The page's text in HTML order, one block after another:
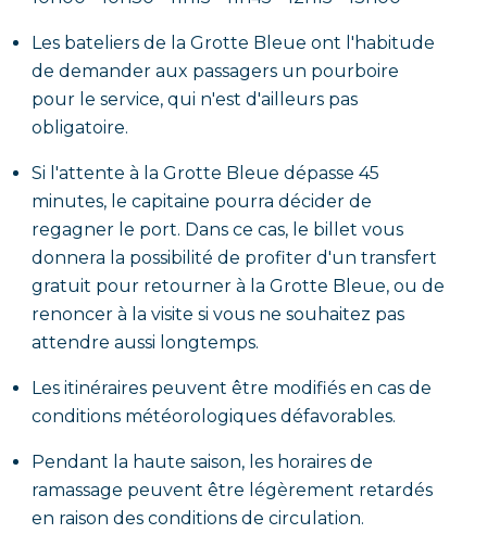
Les bateliers de la Grotte Bleue ont l'habitude
de demander aux passagers un pourboire
pour le service, qui n'est d'ailleurs pas
obligatoire.
Si l'attente à la Grotte Bleue dépasse 45
minutes, le capitaine pourra décider de
regagner le port. Dans ce cas, le billet vous
donnera la possibilité de profiter d'un transfert
gratuit pour retourner à la Grotte Bleue, ou de
renoncer à la visite si vous ne souhaitez pas
attendre aussi longtemps.
Les itinéraires peuvent être modifiés en cas de
conditions météorologiques défavorables.
Pendant la haute saison, les horaires de
ramassage peuvent être légèrement retardés
en raison des conditions de circulation.